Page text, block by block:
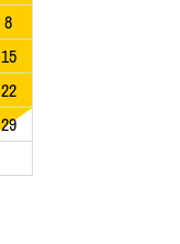
8
15
22
29